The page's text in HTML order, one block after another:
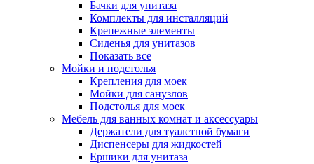
Бачки для унитаза
Комплекты для инсталляций
Крепежные элементы
Сиденья для унитазов
Показать все
Мойки и подстолья
Крепления для моек
Мойки для санузлов
Подстолья для моек
Мебель для ванных комнат и аксессуары
Держатели для туалетной бумаги
Диспенсеры для жидкостей
Ершики для унитаза